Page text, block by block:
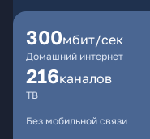
300мбит/сек
Домашний интернет
216каналов
ТВ
Без мобильной связи